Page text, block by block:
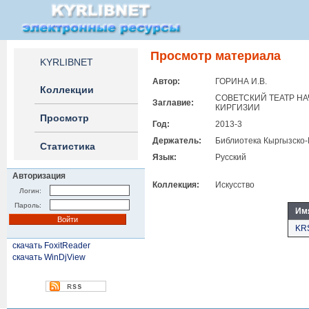
KYRLIBNET
Коллекции
Просмотр
Статистика
Авторизация
Логин:
Пароль:
скачать FoxitReader
скачать WinDjView
Просмотр материала
Автор: ГОРИНА И.В.
Заглавие:
СОВЕТСКИЙ ТЕАТР
КИРГИЗИИ
Год:
2013-3
Держатель:
Библиотека
Язык:
Русский
Коллекция: Искусство